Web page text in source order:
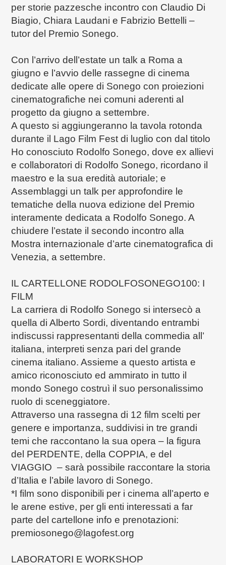
per storie pazzesche incontro con Claudio Di
Biagio, Chiara Laudani e Fabrizio Bettelli –
tutor del Premio Sonego.
Con l’arrivo dell’estate un talk a Roma a
giugno e l’avvio delle rassegne di cinema
dedicate alle opere di Sonego con proiezioni
cinematografiche nei comuni aderenti al
progetto da giugno a settembre.
A questo si aggiungeranno la tavola rotonda
durante il Lago Film Fest di luglio con dal titolo
Ho conosciuto Rodolfo Sonego, dove ex allievi
e collaboratori di Rodolfo Sonego, ricordano il
maestro e la sua eredità autoriale; e
Assemblaggi un talk per approfondire le
tematiche della nuova edizione del Premio
interamente dedicata a Rodolfo Sonego. A
chiudere l’estate il secondo incontro alla
Mostra internazionale d’arte cinematografica di
Venezia, a settembre.
IL CARTELLONE RODOLFOSONEGO100: I
FILM
La carriera di Rodolfo Sonego si intersecò a
quella di Alberto Sordi, diventando entrambi
indiscussi rappresentanti della commedia all’
italiana, interpreti senza pari del grande
cinema italiano. Assieme a questo artista e
amico riconosciuto ed ammirato in tutto il
mondo Sonego costruì il suo personalissimo
ruolo di sceneggiatore.
Attraverso una rassegna di 12 film scelti per
genere e importanza, suddivisi in tre grandi
temi che raccontano la sua opera – la figura
del PERDENTE, della COPPIA, e del
VIAGGIO – sarà possibile raccontare la storia
d’Italia e l’abile lavoro di Sonego.
*I film sono disponibili per i cinema all’aperto e
le arene estive, per gli enti interessati a far
parte del cartellone info e prenotazioni:
premiosonego@lagofest.org
LABORATORI E WORKSHOP